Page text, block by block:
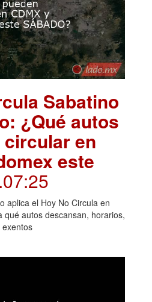
Sabatino
¿Qué autos
en
este
.07:25
aplica el Hoy No Circula en
qué autos descansan, horarios,